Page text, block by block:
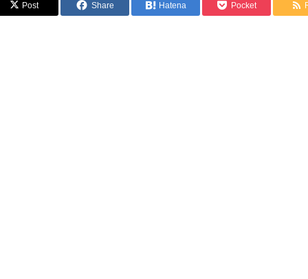
Post Share Hatena Pocket